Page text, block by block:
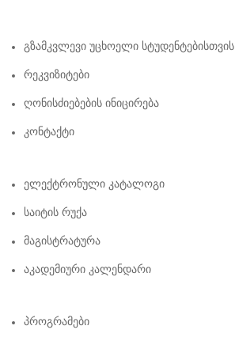
Გზამკვლევი Უცხოელი Სტუდენტებისთვის
Რეკვიზიტები
Ღონისძიებების Ინიცირება
Კონტაქტი
Ელექტრონული Კატალოგი
Საიტის Რუქა
Მაგისტრატურა
Აკადემიური Კალენდარი
Პროგრამები